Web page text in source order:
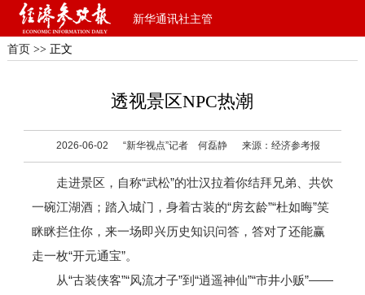
新华通讯社主管
首页 >> 正文
透视景区NPC热潮
2026-06-02 “新华视点”记者 何磊静 来源：经济参考报
走进景区，自称“武松”的壮汉拉着你结拜兄弟、共饮
一碗江湖酒；踏入城门，身着古装的“房玄龄”“杜如晦”笑
眯眯拦住你，来一场即兴历史知识问答，答对了还能赢
走一枚“开元通宝”。
从“古装侠客”“风流才子”到“逍遥神仙”“市井小贩”——